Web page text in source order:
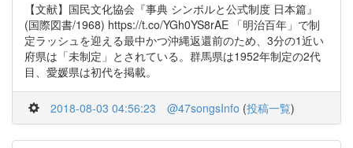
【文献】国民文化協会『事典 シンボルと公式制度 日本篇』
(国際図書/1968) https://t.co/YGh0YS8rAE 「明治百年」で制
定ラッシュを迎える最中かつ沖縄返還前のため、3分の1近い
府県は「未制定」とされている。群馬県は1952年制定の2代
目、愛媛県は初代を掲載。
2018-08-03 04:56:23 @47songsInfo (投稿一覧)